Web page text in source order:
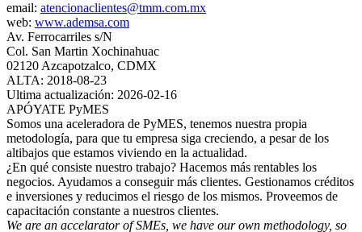
email: atencionaclientes@tmm.com.mx
web: www.ademsa.com
Av. Ferrocarriles s/N
Col. San Martin Xochinahuac
02120 Azcapotzalco, CDMX
ALTA: 2018-08-23
Ultima actualización: 2026-02-16
APÓYATE PyMES
Somos una aceleradora de PyMES, tenemos nuestra propia
metodología, para que tu empresa siga creciendo, a pesar de los
altibajos que estamos viviendo en la actualidad.
¿En qué consiste nuestro trabajo? Hacemos más rentables los
negocios. Ayudamos a conseguir más clientes. Gestionamos créditos
e inversiones y reducimos el riesgo de los mismos. Proveemos de
capacitación constante a nuestros clientes.
We are an accelarator of SMEs, we have our own methodology, so